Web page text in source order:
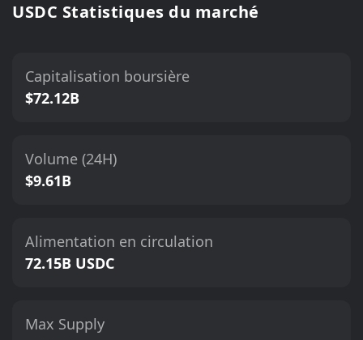
USDC Statistiques du marché
Capitalisation boursière
$72.12B
Volume (24H)
$9.61B
Alimentation en circulation
72.15B USDC
Max Supply